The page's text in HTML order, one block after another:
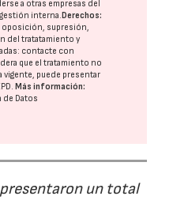
a otras empresas del
interna. Derechos:
supresión,
del tratatamiento y
contacte con
que el tratamiento no
vigente, puede presentar
. Más información:
de Datos
un total